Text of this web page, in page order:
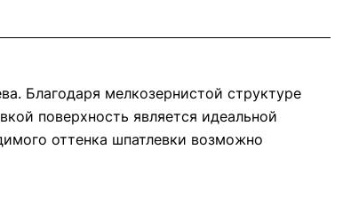
Благодаря мелкозернистой структуре
поверхность является идеальной
оттенка шпатлевки возможно